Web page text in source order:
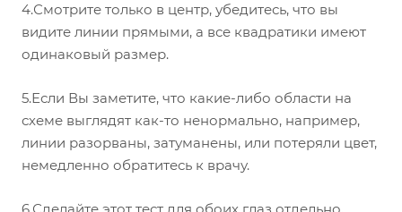
4.Смотрите только в центр, убедитесь, что вы
видите линии прямыми, а все квадратики имеют
одинаковый размер.
5.Если Вы заметите, что какие-либо области на
схеме выглядят как-то ненормально, например,
линии разорваны, затуманены, или потеряли цвет,
немедленно обратитесь к врачу.